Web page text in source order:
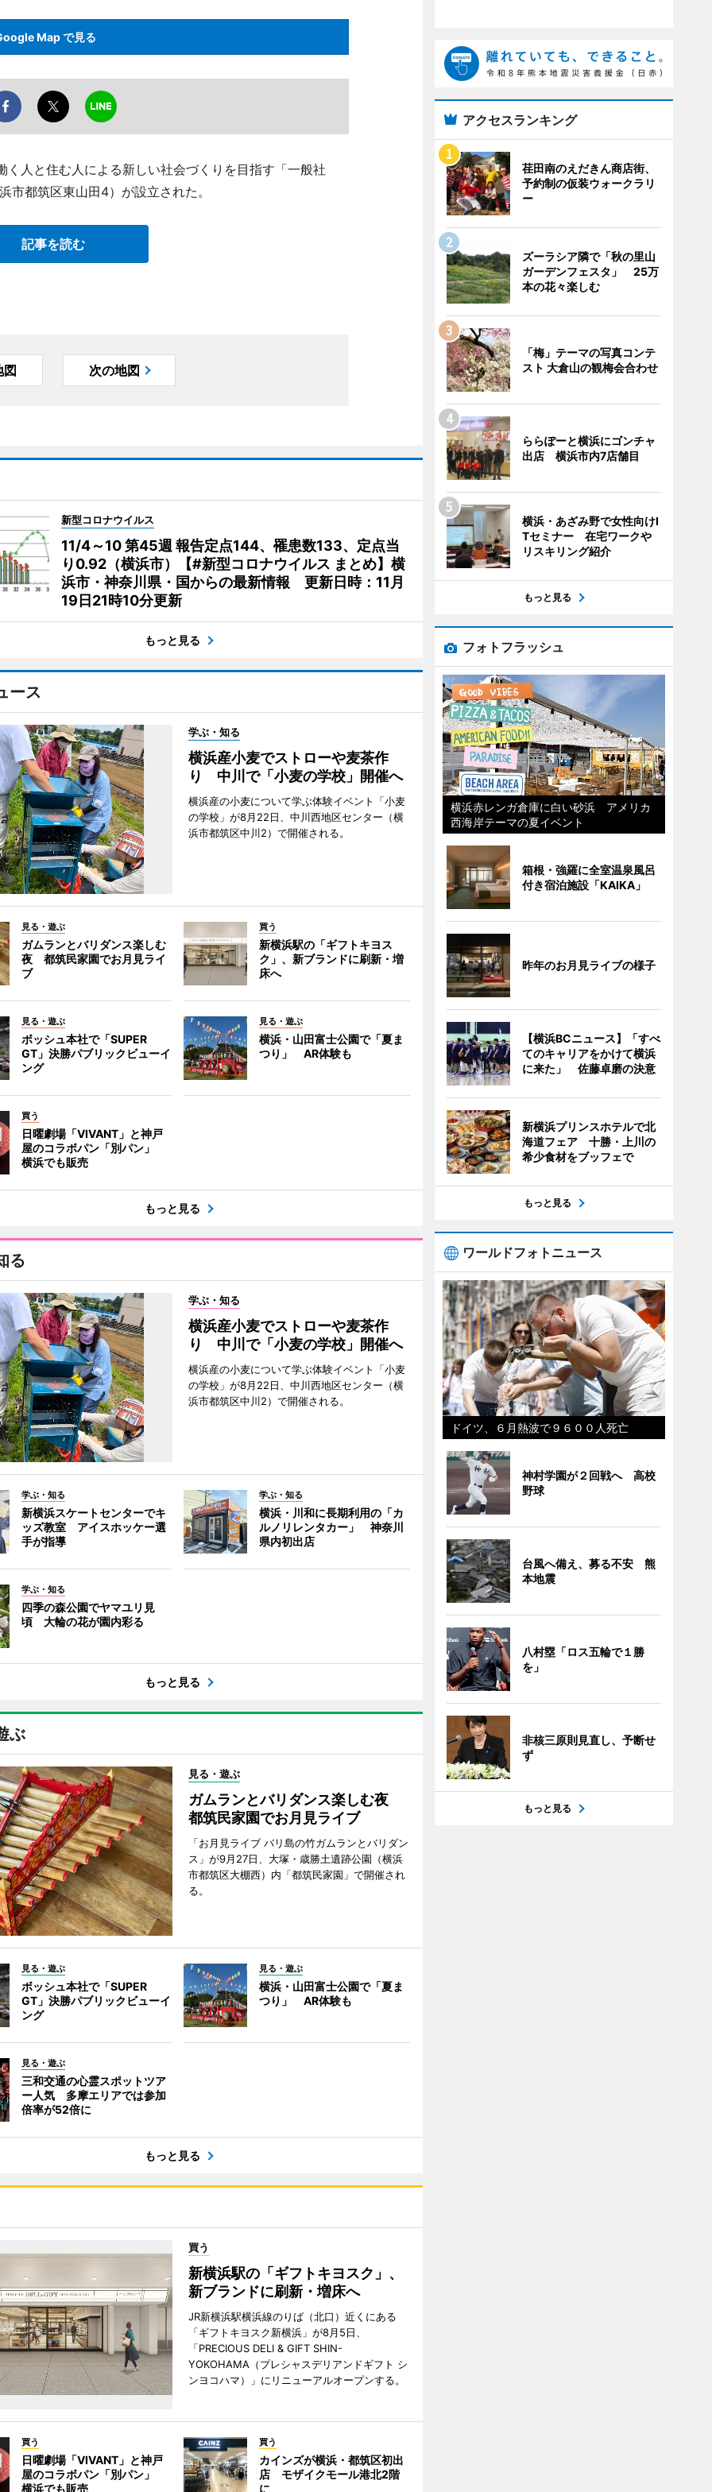
Map で見る
人と住む人による新しい社会づくりを目指す「一般社
市都筑区東山田4）が設立された。
記事を読む
図 次の地図
新型コロナウイルス
11/4～10 第45週 報告定点144、罹患数133、定点当
り0.92（横浜市）【#新型コロナウイルス まとめ】横
浜市・神奈川県・国からの最新情報 更新日時：11月
19日21時10分更新
もっと見る
ース
学ぶ・知る
横浜産小麦でストローや麦茶作
り 中川で「小麦の学校」開催へ
横浜産の小麦について学ぶ体験イベント「小麦
の学校」が8月22日、中川西地区センター（横
浜市都筑区中川2）で開催される。
見る・遊ぶ
ガムランとバリダンス楽しむ
夜 都筑民家園でお月見ライ
ブ
買う
新横浜駅の「ギフトキヨス
ク」、新ブランドに刷新・増
床へ
見る・遊ぶ
ボッシュ本社で「SUPER
GT」決勝パブリックビューイ
ング
見る・遊ぶ
横浜・山田富士公園で「夏ま
つり」 AR体験も
買う
日曜劇場「VIVANT」と神戸
屋のコラボパン「別パン」
横浜でも販売
もっと見る
る
学ぶ・知る
横浜産小麦でストローや麦茶作
り 中川で「小麦の学校」開催へ
横浜産の小麦について学ぶ体験イベント「小麦
の学校」が8月22日、中川西地区センター（横
浜市都筑区中川2）で開催される。
学ぶ・知る
新横浜スケートセンターでキ
ッズ教室 アイスホッケー選
手が指導
学ぶ・知る
横浜・川和に長期利用の「カ
ルノリレンタカー」 神奈川
県内初出店
学ぶ・知る
四季の森公園でヤマユリ見
頃 大輪の花が園内彩る
もっと見る
ぶ
見る・遊ぶ
ガムランとバリダンス楽しむ夜
都筑民家園でお月見ライブ
「お月見ライブ バリ島の竹ガムランとバリダン
ス」が9月27日、大塚・歳勝土遺跡公園（横浜
市都筑区大棚西）内「都筑民家園」で開催され
る。
見る・遊ぶ
ボッシュ本社で「SUPER
GT」決勝パブリックビューイ
ング
見る・遊ぶ
横浜・山田富士公園で「夏ま
つり」 AR体験も
見る・遊ぶ
三和交通の心霊スポットツア
ー人気 多摩エリアでは参加
倍率が52倍に
もっと見る
買う
新横浜駅の「ギフトキヨスク」、
新ブランドに刷新・増床へ
JR新横浜駅横浜線のりば（北口）近くにある
「ギフトキヨスク新横浜」が8月5日、
「PRECIOUS DELI & GIFT SHIN-
YOKOHAMA（プレシャスデリアンドギフト シ
ンヨコハマ）」にリニューアルオープンする。
買う
日曜劇場「VIVANT」と神戸
屋のコラボパン「別パン」
横浜でも販売
買う
カインズが横浜・都筑区初出
店 モザイクモール港北2階
に
アクセスランキング
荏田南のえだきん商店街、
予約制の仮装ウォークラリ
ー
ズーラシア隣で「秋の里山
ガーデンフェスタ」 25万
本の花々楽しむ
「梅」テーマの写真コンテ
スト 大倉山の観梅会合わせ
ららぽーと横浜にゴンチャ
出店 横浜市内7店舗目
横浜・あざみ野で女性向けI
Tセミナー 在宅ワークや
リスキリング紹介
もっと見る
フォトフラッシュ
横浜赤レンガ倉庫に白い砂浜 アメリカ
西海岸テーマの夏イベント
箱根・強羅に全室温泉風呂
付き宿泊施設「KAIKA」
昨年のお月見ライブの様子
【横浜BCニュース】「すべ
てのキャリアをかけて横浜
に来た」 佐藤卓磨の決意
新横浜プリンスホテルで北
海道フェア 十勝・上川の
希少食材をブッフェで
もっと見る
ワールドフォトニュース
ドイツ、６月熱波で９６００人死亡
神村学園が２回戦へ 高校
野球
台風へ備え、募る不安 熊
本地震
八村塁「ロス五輪で１勝
を」
非核三原則見直し、予断せ
ず
もっと見る